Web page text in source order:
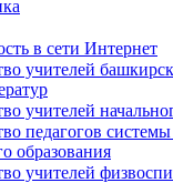
в сети Интернет
учителей
учителей
педагогов системы
образования
учителей